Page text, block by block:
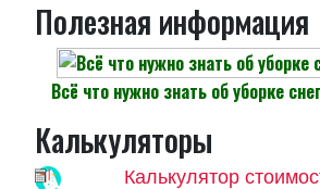
Полезная информация
Всё что нужно знать об уборке
Калькуляторы
Калькулятор